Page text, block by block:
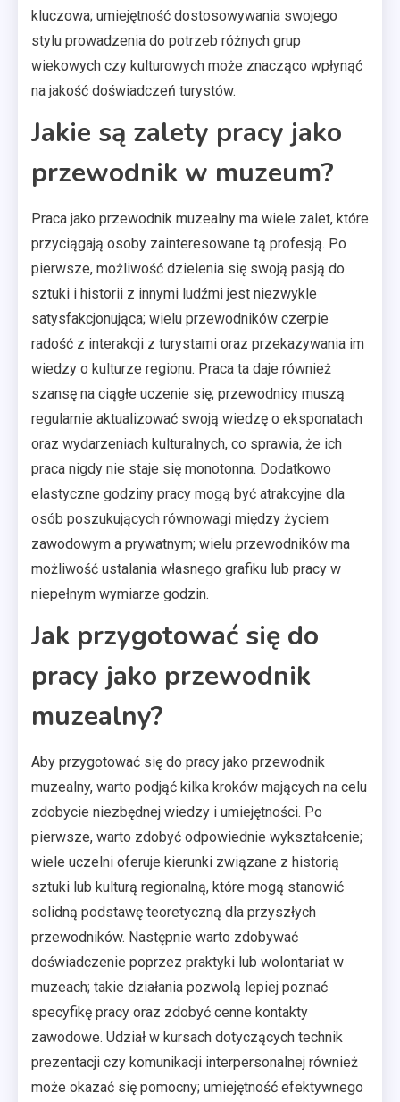
kluczowa; umiejętność dostosowywania swojego
stylu prowadzenia do potrzeb różnych grup
wiekowych czy kulturowych może znacząco wpłynąć
na jakość doświadczeń turystów.
Jakie są zalety pracy jako
przewodnik w muzeum?
Praca jako przewodnik muzealny ma wiele zalet, które
przyciągają osoby zainteresowane tą profesją. Po
pierwsze, możliwość dzielenia się swoją pasją do
sztuki i historii z innymi ludźmi jest niezwykle
satysfakcjonująca; wielu przewodników czerpie
radość z interakcji z turystami oraz przekazywania im
wiedzy o kulturze regionu. Praca ta daje również
szansę na ciągłe uczenie się; przewodnicy muszą
regularnie aktualizować swoją wiedzę o eksponatach
oraz wydarzeniach kulturalnych, co sprawia, że ich
praca nigdy nie staje się monotonna. Dodatkowo
elastyczne godziny pracy mogą być atrakcyjne dla
osób poszukujących równowagi między życiem
zawodowym a prywatnym; wielu przewodników ma
możliwość ustalania własnego grafiku lub pracy w
niepełnym wymiarze godzin.
Jak przygotować się do
pracy jako przewodnik
muzealny?
Aby przygotować się do pracy jako przewodnik
muzealny, warto podjąć kilka kroków mających na celu
zdobycie niezbędnej wiedzy i umiejętności. Po
pierwsze, warto zdobyć odpowiednie wykształcenie;
wiele uczelni oferuje kierunki związane z historią
sztuki lub kulturą regionalną, które mogą stanowić
solidną podstawę teoretyczną dla przyszłych
przewodników. Następnie warto zdobywać
doświadczenie poprzez praktyki lub wolontariat w
muzeach; takie działania pozwolą lepiej poznać
specyfikę pracy oraz zdobyć cenne kontakty
zawodowe. Udział w kursach dotyczących technik
prezentacji czy komunikacji interpersonalnej również
może okazać się pomocny; umiejętność efektywnego